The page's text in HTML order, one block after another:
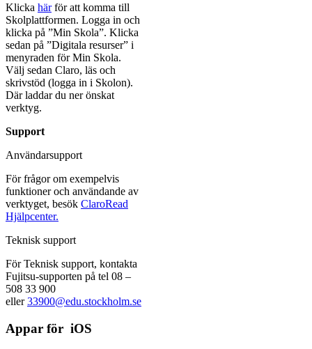
Klicka härför att komma till
Skolplattformen. Logga in och
klicka på ”Min Skola”. Klicka
sedan på ”Digitala resurser” i
menyraden för Min Skola.
Välj sedan Claro, läs och
skrivstöd (logga in i Skolon).
Där laddar du ner önskat
verktyg.
Support
Användarsupport
För frågor om exempelvis
funktioner och användande av
verktyget, besök ClaroRead
Hjälpcenter.
Teknisk support
För Teknisk support, kontakta
Fujitsu-supporten på tel 08 –
508 33 900
eller33900@edu.stockholm.se
Appar för iOS